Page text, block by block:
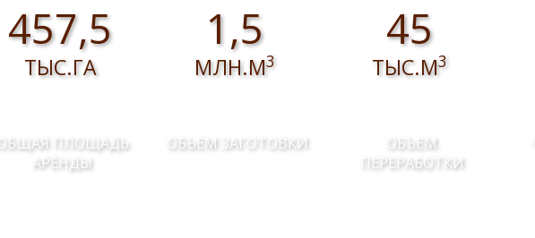
457,5
ТЫС.ГА
ОБЩАЯ ПЛОЩАДЬ
АРЕНДЫ
1,5
МЛН.М3
ОБЪЕМ ЗАГОТОВКИ
45
ТЫС.М3
ОБЪЕМ
ПЕРЕРАБОТКИ